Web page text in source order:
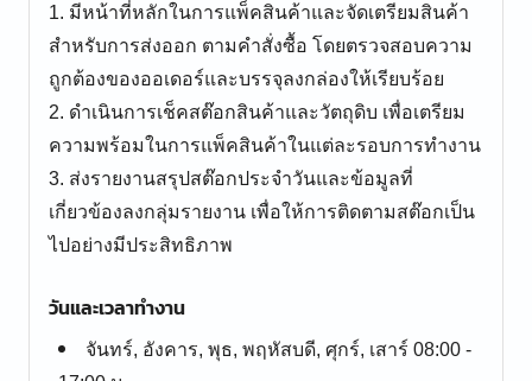
1. มีหน้าที่หลักในการแพ็คสินค้าและจัดเตรียมสินค้า
สำหรับการส่งออก ตามคำสั่งซื้อ โดยตรวจสอบความ
ถูกต้องของออเดอร์และบรรจุลงกล่องให้เรียบร้อย
2. ดำเนินการเช็คสต๊อกสินค้าและวัตถุดิบ เพื่อเตรียม
ความพร้อมในการแพ็คสินค้าในแต่ละรอบการทำงาน
3. ส่งรายงานสรุปสต๊อกประจำวันและข้อมูลที่
เกี่ยวข้องลงกลุ่มรายงาน เพื่อให้การติดตามสต๊อกเป็น
ไปอย่างมีประสิทธิภาพ
วันและเวลาทำงาน
จันทร์, อังคาร, พุธ, พฤหัสบดี, ศุกร์, เสาร์ 08:00 -